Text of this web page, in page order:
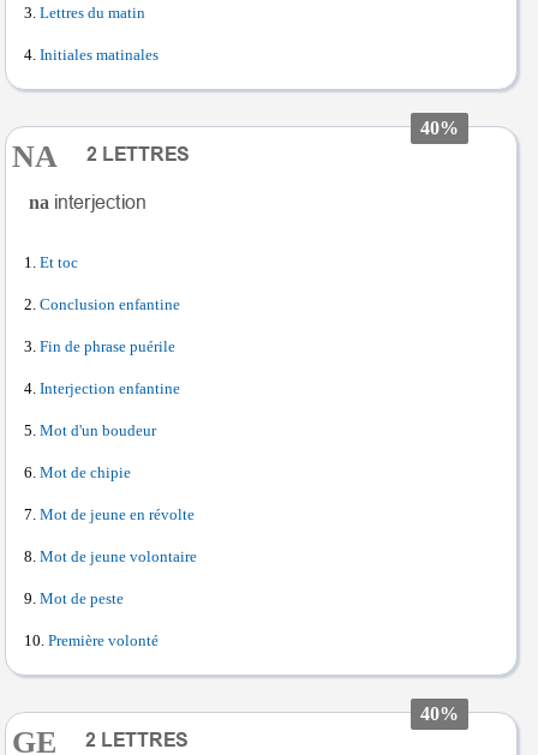
Lettres du matin
Initiales matinales
40%
NA
na
Et toc
Conclusion enfantine
Fin de phrase puérile
Interjection enfantine
Mot d'un boudeur
Mot de chipie
Mot de jeune en révolte
Mot de jeune volontaire
Mot de peste
Première volonté
40%
GE